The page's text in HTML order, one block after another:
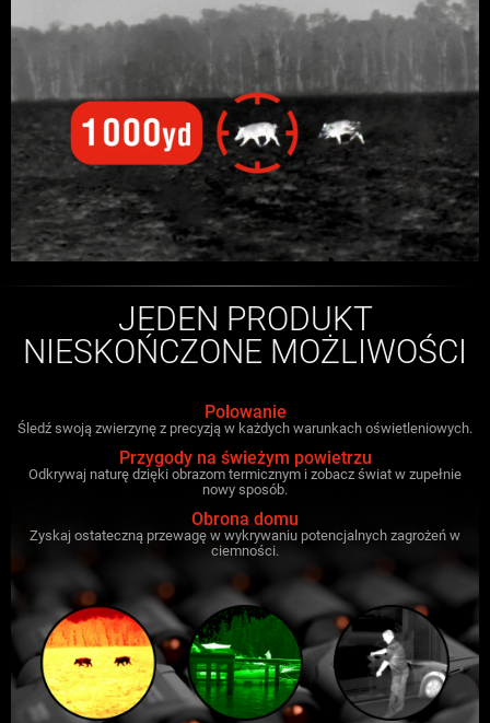
JEDEN PRODUKT
NIESKOŃCZONE MOŻLIWOŚCI
Polowanie
Śledź swoją zwierzynę z precyzją w każdych warunkach oświetleniowych.
Przygody na świeżym powietrzu
Odkrywaj naturę dzięki obrazom termicznym i zobacz świat w zupełnie
nowy sposób.
Obrona domu
Zyskaj ostateczną przewagę w wykrywaniu potencjalnych zagrożeń w
ciemności.